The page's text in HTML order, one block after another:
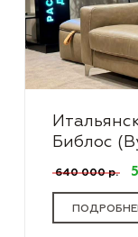
Библос
640 000 р.